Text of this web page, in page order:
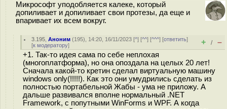
Микрософт уподобляется калеке, который
допиливает и допиливает свои протезы, да еще и
впаривает их всем вокруг.
3.195 ,Аноним (195), 14:20, 16/11/2023 [^] [^^] [^^^] [ответить]
[к модератору] + / –
+1. Так-то идея сама по себе неплохая
(многоплатформа), но она опоздала на целых 20 лет!
Сначала какой-то кретин сделал виртуальную машину
windows only(!!!!!). Как это они умудрились сделать из
полностью портабельной Жабы - ума не приложу. А
дальше развивался вполне нормальный .NET
Framework, с попутными WinForms и WPF. А когда